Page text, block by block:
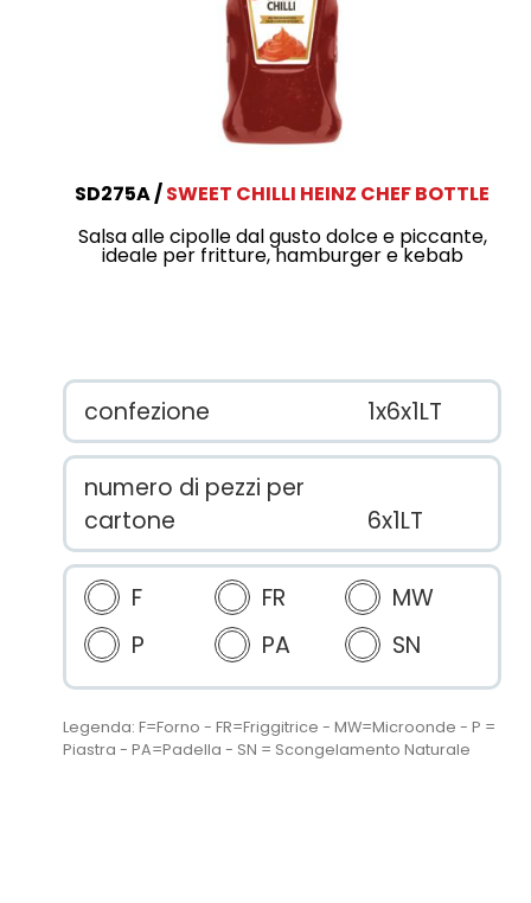
SD275A
SWEET CHILLI HEINZ CHEF BOTTLE
Salsa alle cipolle dal gusto dolce e piccante,
ideale per fritture, hamburger e kebab
confezione 1x6x1LT
numero di pezzi per
cartone
6x1LT
F FR
MW
P
PA SN
Legenda: F=Forno - FR=Friggitrice - MW=Microonde - P =
Piastra - PA=Padella - SN = Scongelamento Naturale